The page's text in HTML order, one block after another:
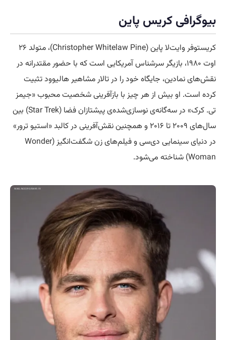
بیوگرافی کریس پاین
کریستوفر وایت‌لا پاین (Christopher Whitelaw Pine)، متولد ۲۶
اوت ۱۹۸۰، بازیگر سرشناس آمریکایی است که با حضور مقتدرانه در
نقش‌های نمادین، جایگاه خود را در تالار مشاهیر هالیوود تثبیت
کرده است. او بیش از هر چیز با بازآفرینی شخصیت محبوب «جیمز
تی. کرک» در سه‌گانه‌ی نوسازی‌شده‌ی پیشتازان فضا (Star Trek) بین
سال‌های ۲۰۰۹ تا ۲۰۱۶ و همچنین نقش‌آفرینی در کالبد «استیو ترور»
در دنیای سینمایی دی‌سی و فیلم‌های زن شگفت‌انگیز (Wonder
Woman) شناخته می‌شود.